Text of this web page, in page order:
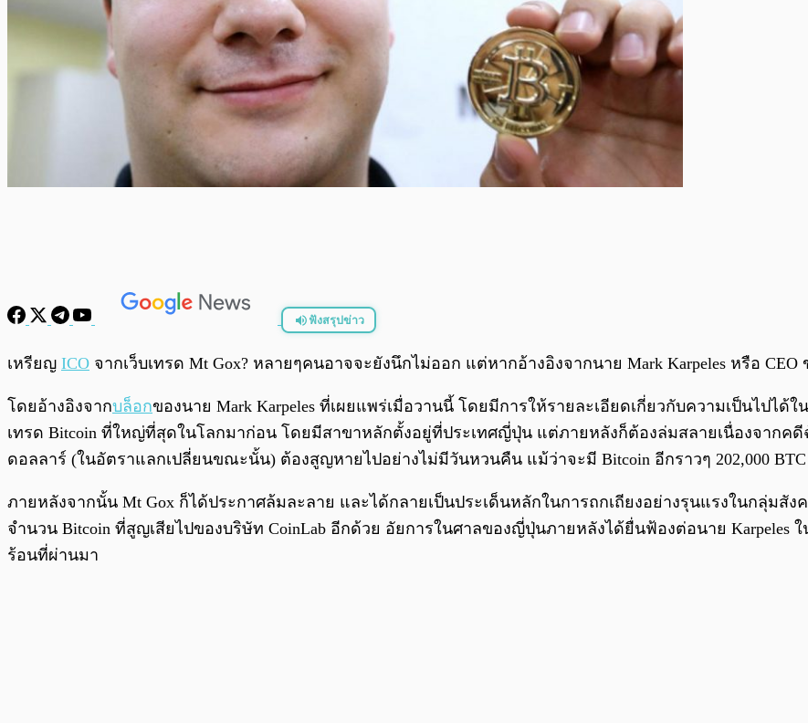
ฟังสรุปข่าว
พร้อมเล่น
เหรียญ ICO จากเว็บเทรด Mt Gox? หลายๆคนอาจจะยังนึกไม่ออก แต่หากอ้างอิงจากนาย Mark Karpeles หรือ CEO
โดยอ้างอิงจากบล็อกของนาย Mark Karpeles ที่เผยแพร่เมื่อวานนี้ โดยมีการให้รายละเอียดเกี่ยวกับความเป็นไปได้
เทรด Bitcoin ที่ใหญ่ที่สุดในโลกมาก่อน โดยมีสาขาหลักตั้งอยู่ที่ประเทศญี่ปุ่น แต่ภายหลังก็ต้องล่มสลายเนื่องจากคดี
ดอลลาร์ (ในอัตราแลกเปลี่ยนขณะนั้น) ต้องสูญหายไปอย่างไม่มีวันหวนคืน แม้ว่าจะมี Bitcoin อีกราวๆ 202,000
ภายหลังจากนั้น Mt Gox ก็ได้ประกาศล้มละลาย และได้กลายเป็นประเด็นหลักในการถกเถียงอย่างรุนแรงในกลุ่มสัง
จำนวน Bitcoin ที่สูญเสียไปของบริษัท CoinLab อีกด้วย อัยการในศาลของญี่ปุ่นภายหลังได้ยื่นฟ้องต่อนาย Karpeles
ร้อนที่ผ่านมา